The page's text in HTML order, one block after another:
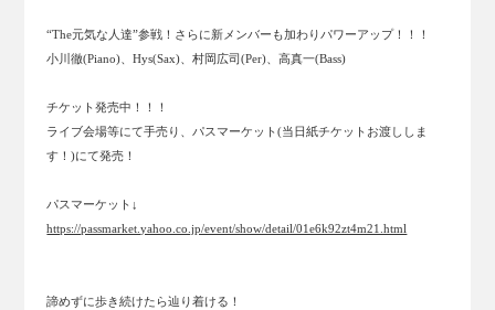
“The元気な人達”参戦！さらに新メンバーも加わりパワーアップ！！！
小川徹(Piano)、Hys(Sax)、村岡広司(Per)、高真一(Bass)
チケット発売中！！！
ライブ会場等にて手売り、パスマーケット(当日紙チケットお渡ししま
す！)にて発売！
パスマーケット↓
https://passmarket.yahoo.co.jp/event/show/detail/01e6k92zt4m21.html
諦めずに歩き続けたら辿り着ける！